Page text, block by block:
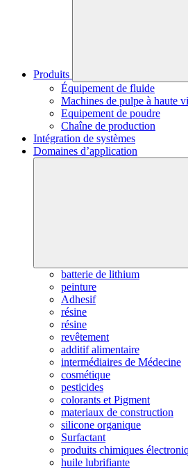
Produits
Équipement de fluide
Machines de pulpe à haute
Equipement de poudre
Chaîne de production
Intégration de systèmes
Domaines d’application
batterie de lithium
peinture
Adhesif
résine
résine
revêtement
additif alimentaire
intermédiaires de Médecine
cosmétique
pesticides
colorants et Pigment
materiaux de construction
silicone organique
Surfactant
produits chimiques
huile lubrifiante